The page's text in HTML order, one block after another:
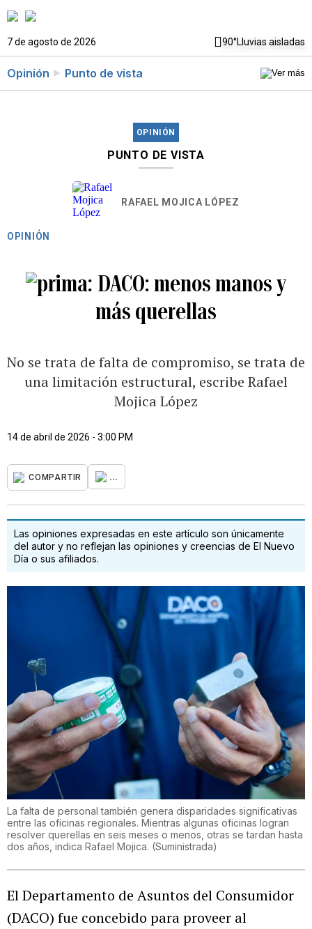
7 de agosto de 2026 90°Lluvias aisladas
Opinión Punto de vista
OPINIÓN
PUNTO DE VISTA
RAFAEL MOJICA LÓPEZ
OPINIÓN
DACO: menos manos y
más querellas
No se trata de falta de compromiso, se trata de
una limitación estructural, escribe Rafael
Mojica López
14 de abril de 2026 - 3:00 PM
COMPARTIR ...
Las opiniones expresadas en este artículo son únicamente
del autor y no reflejan las opiniones y creencias de El Nuevo
Día o sus afiliados.
La falta de personal también genera disparidades significativas
entre las oficinas regionales. Mientras algunas oficinas logran
resolver querellas en seis meses o menos, otras se tardan hasta
dos años, indica Rafael Mojica. (Suministrada)
El Departamento de Asuntos del Consumidor
(DACO) fue concebido para proveer al